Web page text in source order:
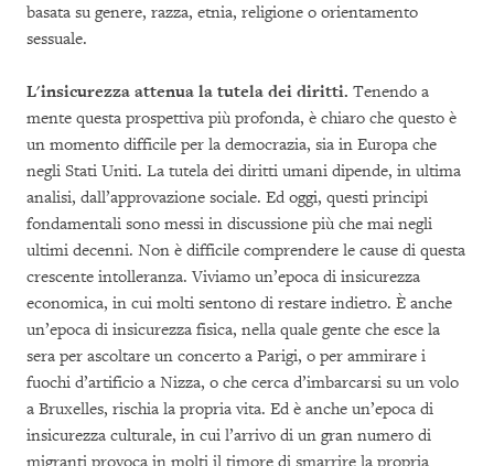
basata su genere, razza, etnia, religione o orientamento
sessuale.
L'insicurezza attenua la tutela dei diritti. Tenendo a
mente questa prospettiva più profonda, è chiaro che questo è
un momento difficile per la democrazia, sia in Europa che
negli Stati Uniti. La tutela dei diritti umani dipende, in ultima
analisi, dall’approvazione sociale. Ed oggi, questi principi
fondamentali sono messi in discussione più che mai negli
ultimi decenni. Non è difficile comprendere le cause di questa
crescente intolleranza. Viviamo un’epoca di insicurezza
economica, in cui molti sentono di restare indietro. È anche
un’epoca di insicurezza fisica, nella quale gente che esce la
sera per ascoltare un concerto a Parigi, o per ammirare i
fuochi d’artificio a Nizza, o che cerca d’imbarcarsi su un volo
a Bruxelles, rischia la propria vita. Ed è anche un’epoca di
insicurezza culturale, in cui l’arrivo di un gran numero di
migranti provoca in molti il timore di smarrire la propria